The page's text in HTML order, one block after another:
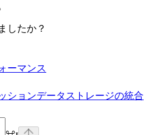
したか？
ーマンス
ションデータストレージの統合